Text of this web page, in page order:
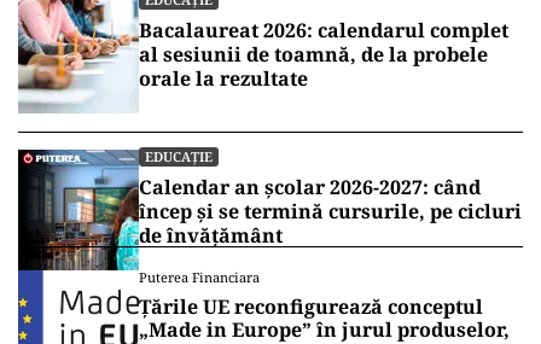
Bacalaureat 2026: calendarul complet
al sesiunii de toamnă, de la probele
orale la rezultate
EDUCAȚIE
Calendar an școlar 2026-2027: când
încep și se termină cursurile, pe cicluri
de învățământ
Puterea Financiara
Țările UE reconfigurează conceptul
„Made in Europe” în jurul produselor,